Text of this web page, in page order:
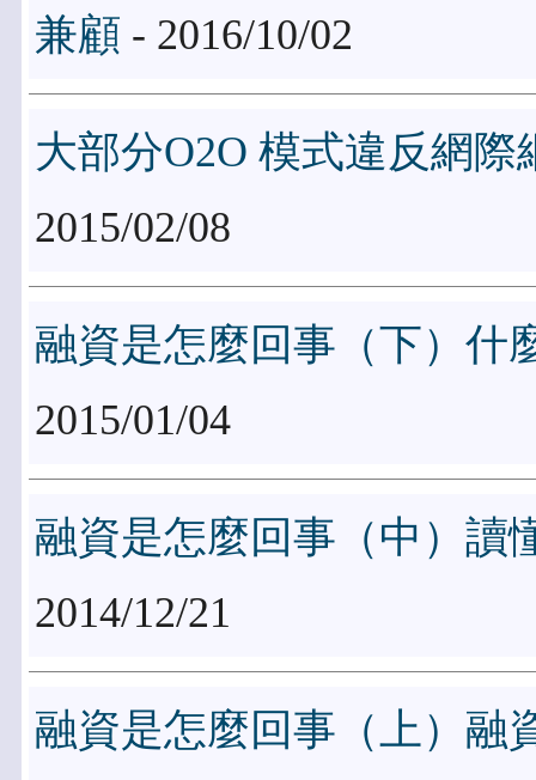
兼顧 - 2016/10/02
大部分O2O 模式違反網際
2015/02/08
融資是怎麼回事（下）什
2015/01/04
融資是怎麼回事（中）讀
2014/12/21
融資是怎麼回事（上）融